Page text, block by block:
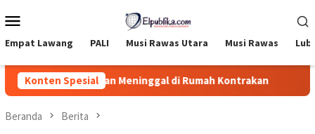
ke
Mobile
Empat Lawang PALI Musi Rawas Utara Musi Rawas
Konten Spesial
Ditemukan Meninggal di Rumah Kontrakan Devi
Beranda Berita